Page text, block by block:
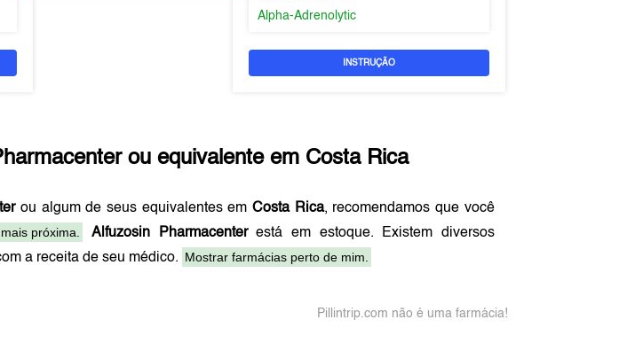
Alpha-Adrenolytic
INSTRUÇÃO
ou equivalente em Costa Rica
ou algum de seus equivalentes emCosta Rica, recomendamos que você
próxima. Alfuzosin Pharmacenterestá em estoque. Existem diversos
a receita de seu médico. Mostrar farmácias perto de mim.
Pillintrip.com não é uma farmácia!